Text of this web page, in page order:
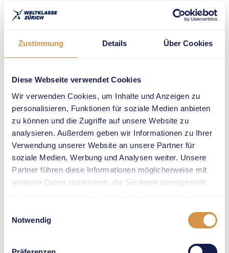
Zustimmung Details Über Cookies
Diese Webseite verwendet Cookies
Wir verwenden Cookies, um Inhalte und Anzeigen zu
personalisieren, Funktionen für soziale Medien anbieten
zu können und die Zugriffe auf unsere Website zu
analysieren. Außerdem geben wir Informationen zu Ihrer
Verwendung unserer Website an unsere Partner für
soziale Medien, Werbung und Analysen weiter. Unsere
Partner führen diese Informationen möglicherweise mit
weiteren Daten zusammen, die Sie ihnen bereitgestellt
Notwendig
Nutzen Sie die
schnell zu den für Sie
Allgemeine
Informationen
Zeitplan &
Deadlines
Wichtige Termine, Fristen,
Accordion öffnen
& Kontakte